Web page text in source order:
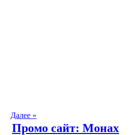
Далее »
Промо сайт: Монах